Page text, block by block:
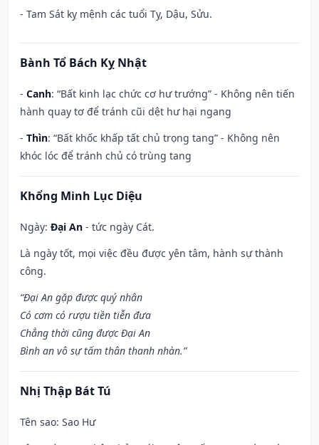
- Tam Sát kỵ mệnh các tuổi Tỵ, Dậu, Sửu.
Bành Tổ Bách Kỵ Nhật
- Canh: “Bất kinh lạc chức cơ hư trướng” - Không nên tiến
hành quay tơ để tránh cũi dệt hư hại ngang
- Thìn: “Bất khốc khấp tất chủ trọng tang” - Không nên
khóc lóc để tránh chủ có trùng tang
Khổng Minh Lục Diệu
Ngày: Đại An - tức ngày Cát.
Là ngày tốt, mọi việc đều được yên tâm, hành sự thành
công.
“Đại An gặp được quý nhân
Có cơm có rượu tiền tiễn đưa
Chẳng thời cũng được Đại An
Bình an vô sự tấm thân thanh nhàn.”
Nhị Thập Bát Tú
Tên sao: Sao Hư